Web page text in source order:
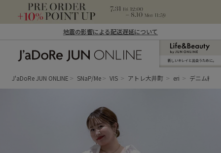
地震の影響による配送遅延について
ン オンライン）
新しいキレイと出合うために。
J'aDoRe JUN ONLINE SNaP/Me VIS アトレ大井町 eri デニム綺